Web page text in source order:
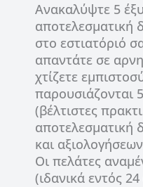
Ανακαλύψτε 5
αποτελεσματική
στο εστιατόριό
απαντάτε σε
χτίζετε
παρουσιάζονται
(βέλτιστες
αποτελεσματική
και
Οι πελάτες
(ιδανικά εντός